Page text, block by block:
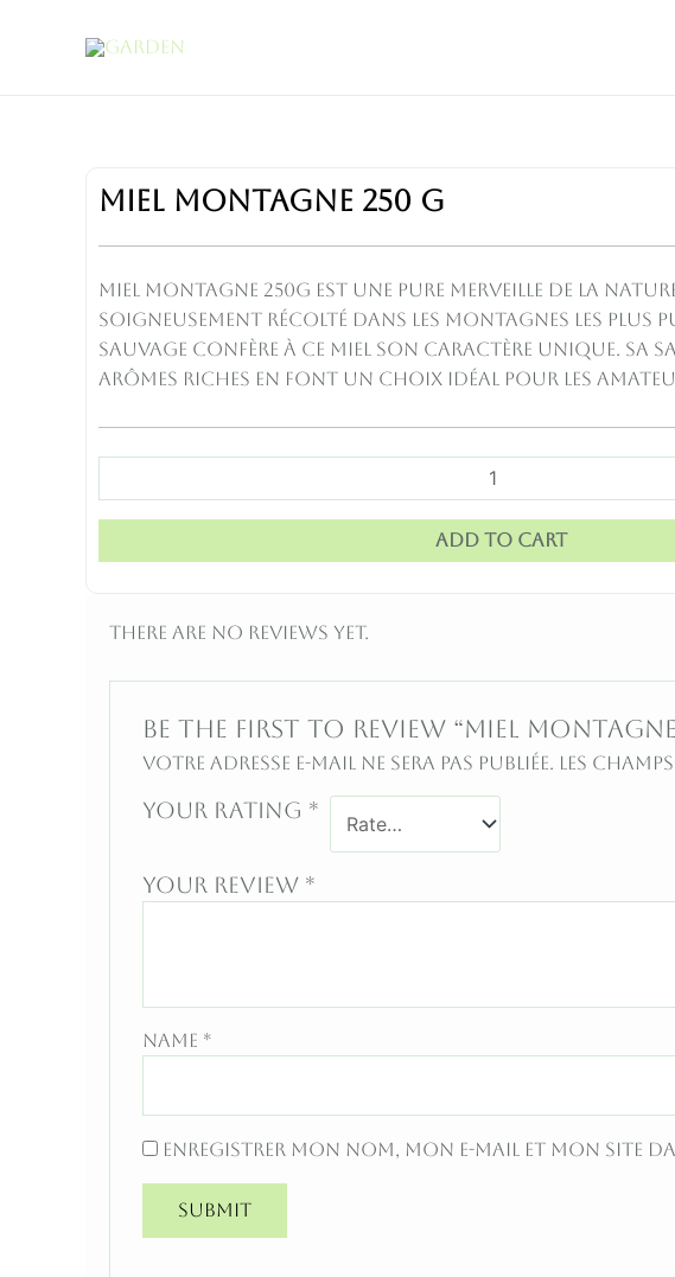
MIEL MONTAGNE 250 G
Miel Montagne 250g est une pure merveille de la
soigneusement récolté dans les montagnes les plus
sauvage confère à ce miel son caractère unique. Sa
arômes riches en font un choix idéal pour les
MONTAGNE
250
quantity
Add to cart
There are no reviews yet.
Be the first to review “MIEL MONTAGNE
Votre adresse e-mail ne sera pas publiée. Les
Your rating *
Your review *
Name *
Enregistrer mon nom, mon e-mail et mon site